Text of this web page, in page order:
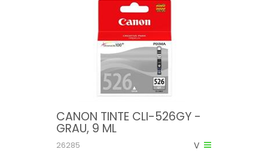
CANON TINTE CLI-526GY -
GRAU, 9 ML
V
26285